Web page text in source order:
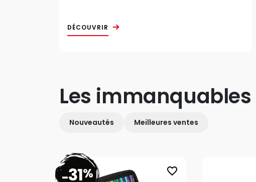
DÉCOUVRIR
Les immanquables
Nouveautés Meilleures ventes
favorite_border
-31%